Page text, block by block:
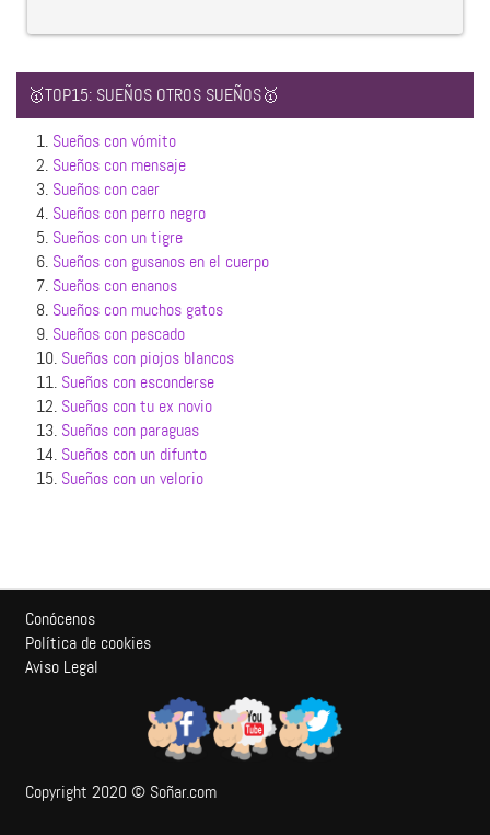
🥇TOP15: SUEÑOS OTROS SUEÑOS🥇
1. Sueños con vómito
2. Sueños con mensaje
3. Sueños con caer
4. Sueños con perro negro
5. Sueños con un tigre
6. Sueños con gusanos en el cuerpo
7. Sueños con enanos
8. Sueños con muchos gatos
9. Sueños con pescado
10. Sueños con piojos blancos
11. Sueños con esconderse
12. Sueños con tu ex novio
13. Sueños con paraguas
14. Sueños con un difunto
15. Sueños con un velorio
Conócenos
Política de cookies
Aviso Legal
Copyright 2020 © Soñar.com